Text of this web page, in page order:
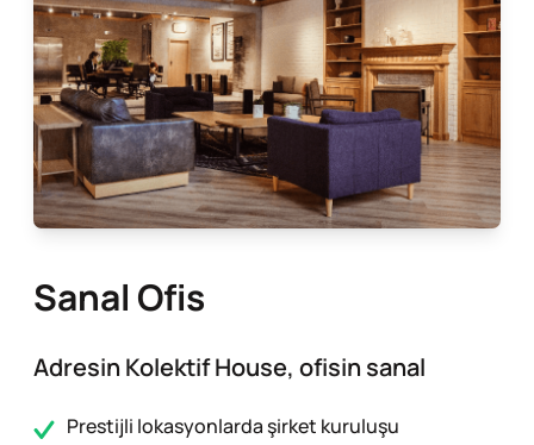
Sanal Ofis
Adresin Kolektif House, ofisin sanal
Prestijli lokasyonlarda şirket kuruluşu